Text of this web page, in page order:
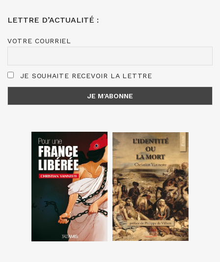
LETTRE D’ACTUALITÉ :
VOTRE COURRIEL
JE SOUHAITE RECEVOIR LA LETTRE